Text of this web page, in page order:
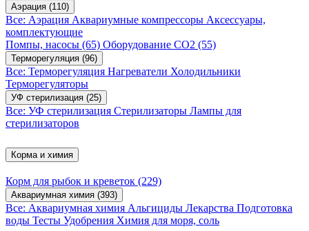
Аэрация (110)
Все: Аэрация Аквариумные компрессоры Аксессуары,
комплектующие
Помпы, насосы (65) Оборудование CO2 (55)
Терморегуляция (96)
Все: Терморегуляция Нагреватели Холодильники
Терморегуляторы
УФ стерилизация (25)
Все: УФ стерилизация Стерилизаторы Лампы для
стерилизаторов
Корма и химия
Корм для рыбок и креветок (229)
Аквариумная химия (393)
Все: Аквариумная химия Альгициды Лекарства Подготовка
воды Тесты Удобрения Химия для моря, соль